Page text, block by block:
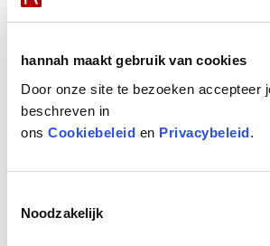
hannah maakt gebruik van cookies
Door onze site te bezoeken accepteer
beschreven in
ons Cookiebeleid en Privacybeleid.
Noodzakelijk
hannah nieuws
Stralend nieuws
Blaas nieuw leven in je huid met de Oxys